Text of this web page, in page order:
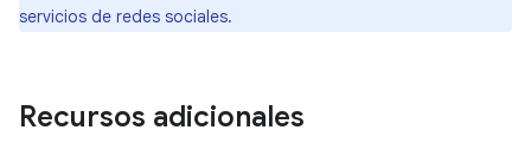
servicios de redes sociales.
Recursos adicionales